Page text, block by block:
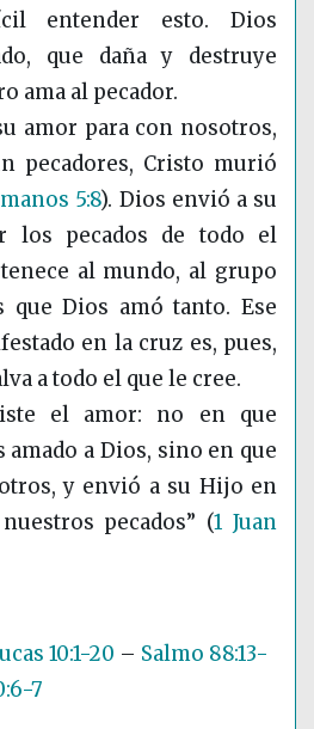
entender esto. Dios
que daña y destruye
ama al pecador.
amor para con nosotros,
pecadores, Cristo murió
5:8). Dios envió a su
pecados de todo el
al mundo, al grupo
que Dios amó tanto. Ese
en la cruz es, pues,
a todo el que le cree.
el amor: no en que
a Dios, sino en que
y envió a su Hijo en
pecados” (1 Juan
10:1-20 – Salmo 88:13-
7